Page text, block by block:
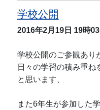
学校公開
2016年2月19日 19時
学校公開のご参観あり
日々の学習の積み重ね
と思います、
また6年生が参加した